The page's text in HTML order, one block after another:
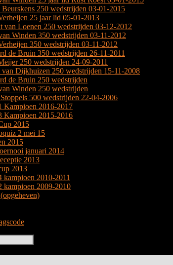
Beurskens 250 wedstrijden 03-01-2015
25 jaar lid 05-01-2013
van Loenen 250 wedstrijden 03-12-2012
Winden 350 wedstrijden 03-11-2012
350 wedstrijden 03-11-2012
de Bruin 350 wedstrijden 26-11-2011
250 wedstrijden 24-09-2011
van Dijkhuizen 250 wedstrijden 15-11-2008
de Bruin 250 wedstrijden
Winden 250 wedstrijden
500 wedstrijden 22-04-2006
Kampioen 2016-2017
Kampioen 2015-2016
2015
2 mei 15
2015
januari 2014
2013
2013
kampioen 2010-2011
kampioen 2009-2010